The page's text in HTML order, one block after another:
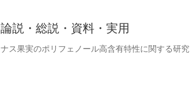
論説・総説・資料・実用
ナス果実のポリフェノール高含有特性に関する研究